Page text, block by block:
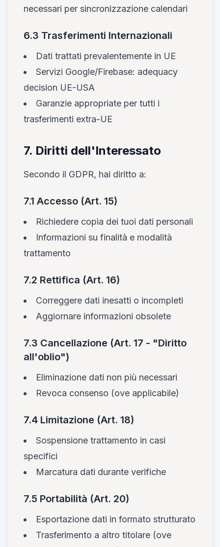
necessari per sincronizzazione calendari
6.3 Trasferimenti Internazionali
Dati trattati prevalentemente in UE
Servizi Google/Firebase: adequacy
decision UE-USA
Garanzie appropriate per tutti i
trasferimenti extra-UE
7. Diritti dell'Interessato
Secondo il GDPR, hai diritto a:
7.1 Accesso (Art. 15)
Richiedere copia dei tuoi dati personali
Informazioni su finalità e modalità
trattamento
7.2 Rettifica (Art. 16)
Correggere dati inesatti o incompleti
Aggiornare informazioni obsolete
7.3 Cancellazione (Art. 17 - "Diritto
all'oblio")
Eliminazione dati non più necessari
Revoca consenso (ove applicabile)
7.4 Limitazione (Art. 18)
Sospensione trattamento in casi
specifici
Marcatura dati durante verifiche
7.5 Portabilità (Art. 20)
Esportazione dati in formato strutturato
Trasferimento a altro titolare (ove